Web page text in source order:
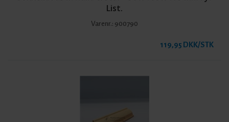
List.
Varenr.: 900790
119,95 DKK/STK